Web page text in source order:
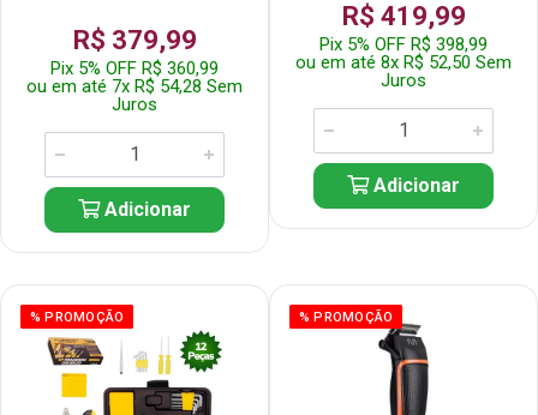
R$ 379,99
Pix 5% OFF R$ 360,99
ou em até 7x R$ 54,28 Sem
Juros
Adicionar
R$ 419,99
Pix 5% OFF R$ 398,99
ou em até 8x R$ 52,50 Sem
Juros
Adicionar
% PROMOÇÃO % PROMOÇÃO